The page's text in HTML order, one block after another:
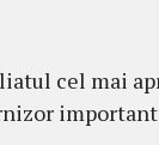
cel mai